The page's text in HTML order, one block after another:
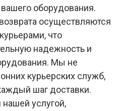
оборудования.
осуществляются
что
надежность и
Мы не
курьерских служб,
шаг доставки.
услугой,